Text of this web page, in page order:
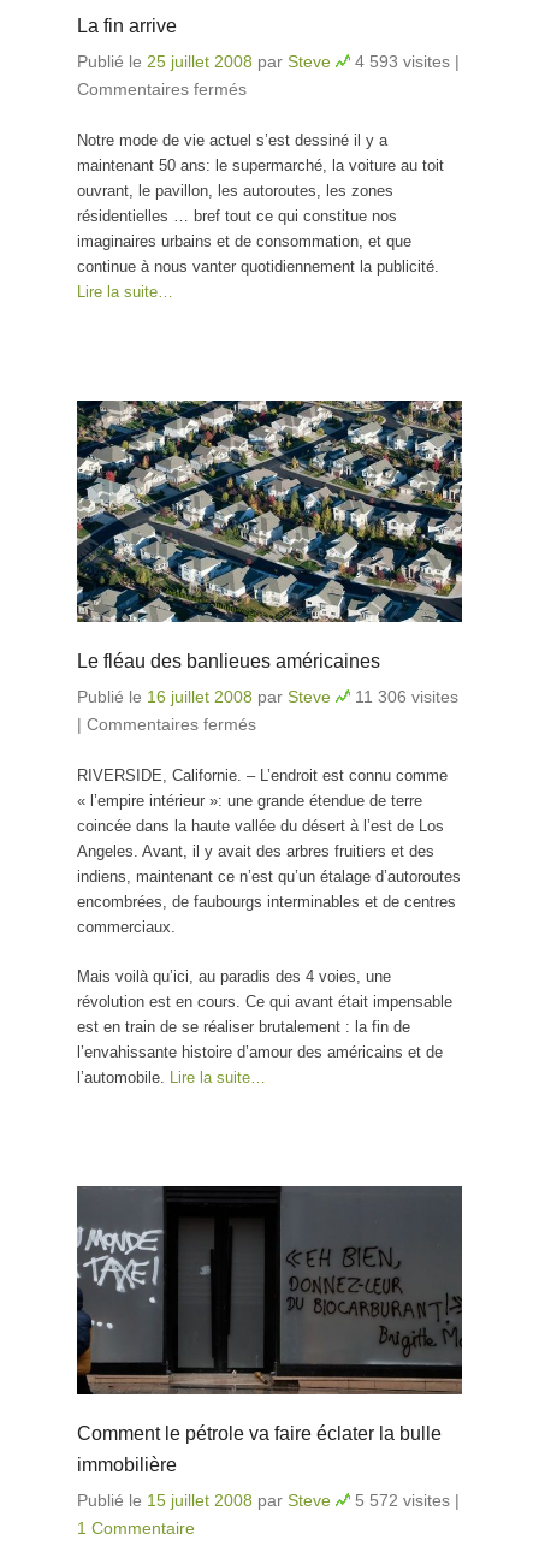
La fin arrive
Publié le 25 juillet 2008 par Steve 4 593 visites |
Commentaires fermés
Notre mode de vie actuel s’est dessiné il y a
maintenant 50 ans: le supermarché, la voiture au toit
ouvrant, le pavillon, les autoroutes, les zones
résidentielles … bref tout ce qui constitue nos
imaginaires urbains et de consommation, et que
continue à nous vanter quotidiennement la publicité.
Lire la suite…
Le fléau des banlieues américaines
Publié le 16 juillet 2008 par Steve
11 306 visites
| Commentaires fermés
RIVERSIDE, Californie. – L’endroit est connu comme
« l’empire intérieur »: une grande étendue de terre
coincée dans la haute vallée du désert à l’est de Los
Angeles. Avant, il y avait des arbres fruitiers et des
indiens, maintenant ce n’est qu’un étalage d’autoroutes
encombrées, de faubourgs interminables et de centres
commerciaux.
Mais voilà qu’ici, au paradis des 4 voies, une
révolution est en cours. Ce qui avant était impensable
est en train de se réaliser brutalement : la fin de
l’envahissante histoire d’amour des américains et de
l’automobile. Lire la suite…
Comment le pétrole va faire éclater la bulle
immobilière
Publié le 15 juillet 2008 par Steve 5 572 visites |
1 Commentaire